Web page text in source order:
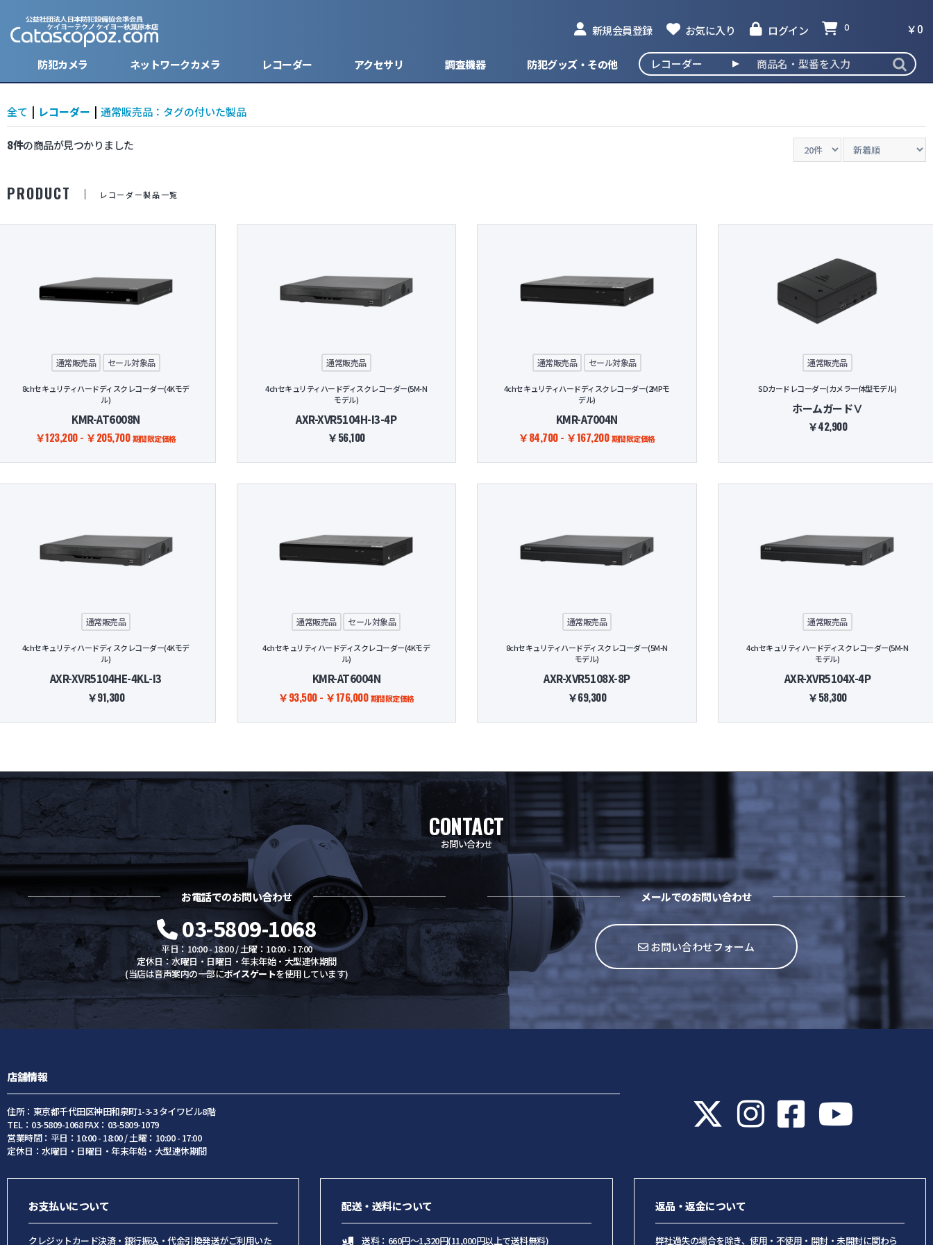
新規会員登録 お気に入り ログイン 0 ￥0
防犯カメラ
CVBS/アナログ
ネットワークカメラ レコーダー アクセサリ
分割器・分配器
調査機器 防犯グッズ・その他
全て | レコーダー | 通常販売品：タグの付いた製品
8件の商品が見つかりました
PRODUCT レコーダー製品一覧
通常販売品 セール対象品
8chセキュリティハードディスクレコーダー(4Kモデ
ル)
KMR-AT6008N
￥123,200 - ￥205,700期間限定価格
通常販売品
4chセキュリティハードディスクレコーダー(5M-N
モデル)
AXR-XVR5104H-I3-4P
￥56,100
通常販売品 セール対象品
4chセキュリティハードディスクレコーダー(2MPモ
デル)
KMR-A7004N
￥84,700 - ￥167,200期間限定価格
通常販売品
SDカードレコーダー(カメラ一体型モデル)
ホームガードⅤ
￥42,900
通常販売品
4chセキュリティハードディスクレコーダー(4Kモデ
ル)
AXR-XVR5104HE-4KL-I3
￥91,300
通常販売品 セール対象品
4chセキュリティハードディスクレコーダー(4Kモデ
ル)
KMR-AT6004N
￥93,500 - ￥176,000期間限定価格
通常販売品
8chセキュリティハードディスクレコーダー(5M-N
モデル)
AXR-XVR5108X-8P
￥69,300
通常販売品
4chセキュリティハードディスクレコーダー(5M-N
モデル)
AXR-XVR5104X-4P
￥58,300
CONTACT
お問い合わせ
お電話でのお問い合わせ
03-5809-1068
平日：10:00 - 18:00 / 土曜：10:00 - 17:00
定休日：水曜日・日曜日・年末年始・大型連休期間
(当店は音声案内の一部にボイスゲートを使用しています)
メールでのお問い合わせ
お問い合わせフォーム
店舗情報
住所：東京都千代田区神田和泉町1-3-3 タイワビル8階
TEL：03-5809-1068 FAX：03-5809-1079
営業時間：平日：10:00 - 18:00 / 土曜：10:00 - 17:00
定休日：水曜日・日曜日・年末年始・大型連休期間
お支払いについて
クレジットカード決済・銀行振込・代金引換発送がご利用いた
配送・送料について
送料：660円～1,320円(11,000円以上で送料無料)
返品・返金について
弊社過失の場合を除き、使用・不使用・開封・未開封に関わら